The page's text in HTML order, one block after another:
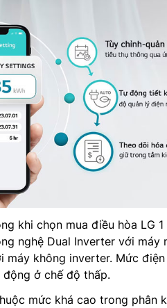
khi chọn mua điều hòa LG 1
nghệ Dual Inverter với máy
máy không inverter. Mức
động ở chế độ thấp.
mức khá cao trong phân